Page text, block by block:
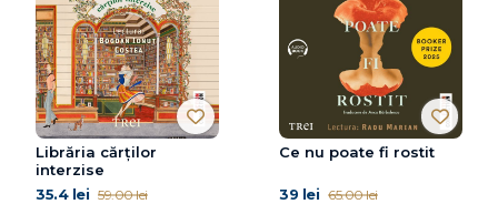
Librăria cărților
interzise
35.4 lei 59.00 lei
Ce nu poate fi rostit
39 lei 65.00 lei